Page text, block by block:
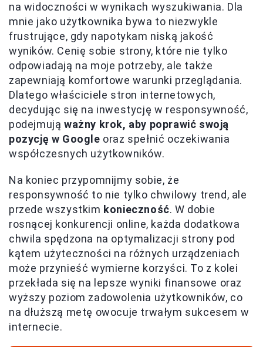
na widoczności w wynikach wyszukiwania. Dla
mnie jako użytkownika bywa to niezwykle
frustrujące, gdy napotykam niską jakość
wyników. Cenię sobie strony, które nie tylko
odpowiadają na moje potrzeby, ale także
zapewniają komfortowe warunki przeglądania.
Dlatego właściciele stron internetowych,
decydując się na inwestycję w responsywność,
podejmują ważny krok, aby poprawić swoją
pozycję w Google oraz spełnić oczekiwania
współczesnych użytkowników.
Na koniec przypomnijmy sobie, że
responsywność to nie tylko chwilowy trend, ale
przede wszystkim konieczność. W dobie
rosnącej konkurencji online, każda dodatkowa
chwila spędzona na optymalizacji strony pod
kątem użyteczności na różnych urządzeniach
może przynieść wymierne korzyści. To z kolei
przekłada się na lepsze wyniki finansowe oraz
wyższy poziom zadowolenia użytkowników, co
na dłuższą metę owocuje trwałym sukcesem w
internecie.